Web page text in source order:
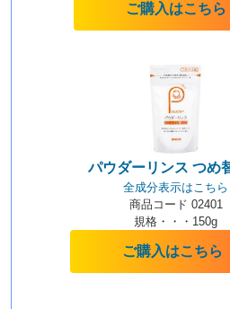
ご購入はこちら
パウダーリンス つめ
全成分表示はこちら
商品コード 02401
規格・・・150g
ご購入はこちら